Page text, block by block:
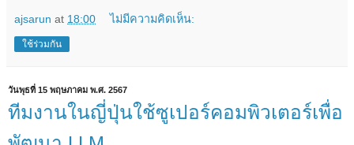
ajsarun at 18:00 ไม่มีความคิดเห็น:
ใช้ร่วมกัน
วันพุธที่ 15 พฤษภาคม พ.ศ. 2567
ทีมงานในญี่ปุ่นใช้ซูเปอร์คอมพิวเตอร์เพื่อ